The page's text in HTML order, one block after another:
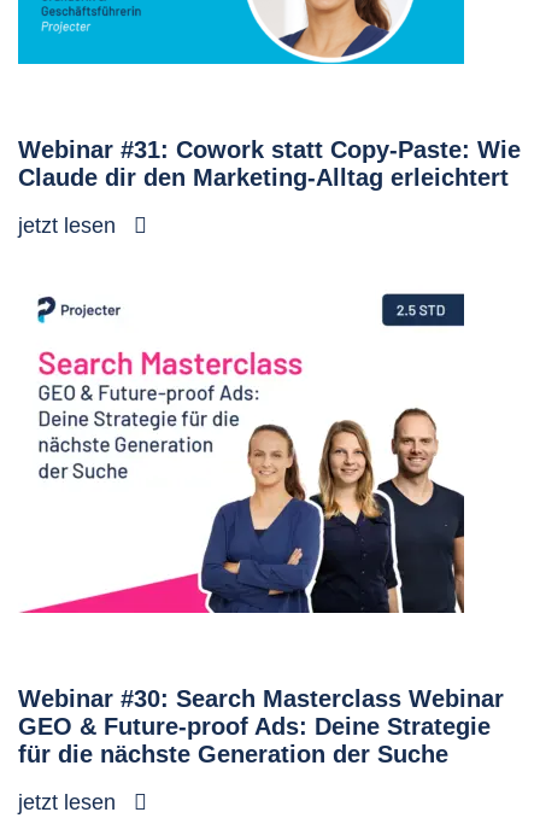
Webinar #31: Cowork statt Copy-Paste: Wie
Claude dir den Marketing-Alltag erleichtert
jetzt lesen
Webinar #30: Search Masterclass Webinar
GEO & Future-proof Ads: Deine Strategie
für die nächste Generation der Suche
jetzt lesen